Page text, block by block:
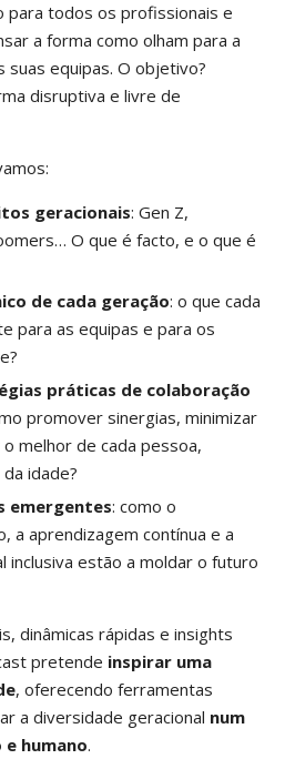
para todos os profissionais e
a forma como olham para a
suas equipas. O objetivo?
disruptiva e livre de
geracionais: Gen Z,
O que é facto, e o que é
de cada geração: o que cada
para as equipas e para os
práticas de colaboração
promover sinergias, minimizar
melhor de cada pessoa,
idade?
emergentes: como o
a aprendizagem contínua e a
inclusiva estão a moldar o futuro
dinâmicas rápidas e insights
pretende inspirar uma
, oferecendo ferramentas
a diversidade geracional num
humano.